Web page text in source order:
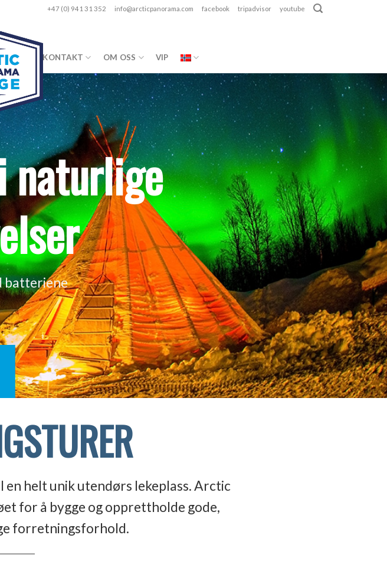
+47 (0) 941 31 352 info@arcticpanorama.com facebook tripadvisor youtube
KONTAKT OM OSS VIP
naturlige
batteriene
helt unik utendørs lekeplass. Arctic
for å bygge og opprettholde gode,
forretningsforhold.